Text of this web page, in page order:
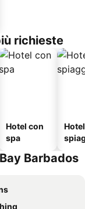
richieste
Hotel con
spa
Barbados